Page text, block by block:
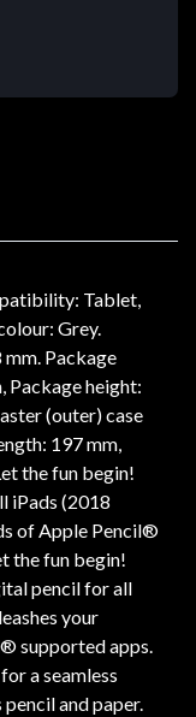
Tablet,
Grey.
Package
Package height:
(outer) case
197 mm,
the fun begin!
iPads (2018
of Apple Pencil®
the fun begin!
pencil for all
your
supported apps.
a seamless
and paper.